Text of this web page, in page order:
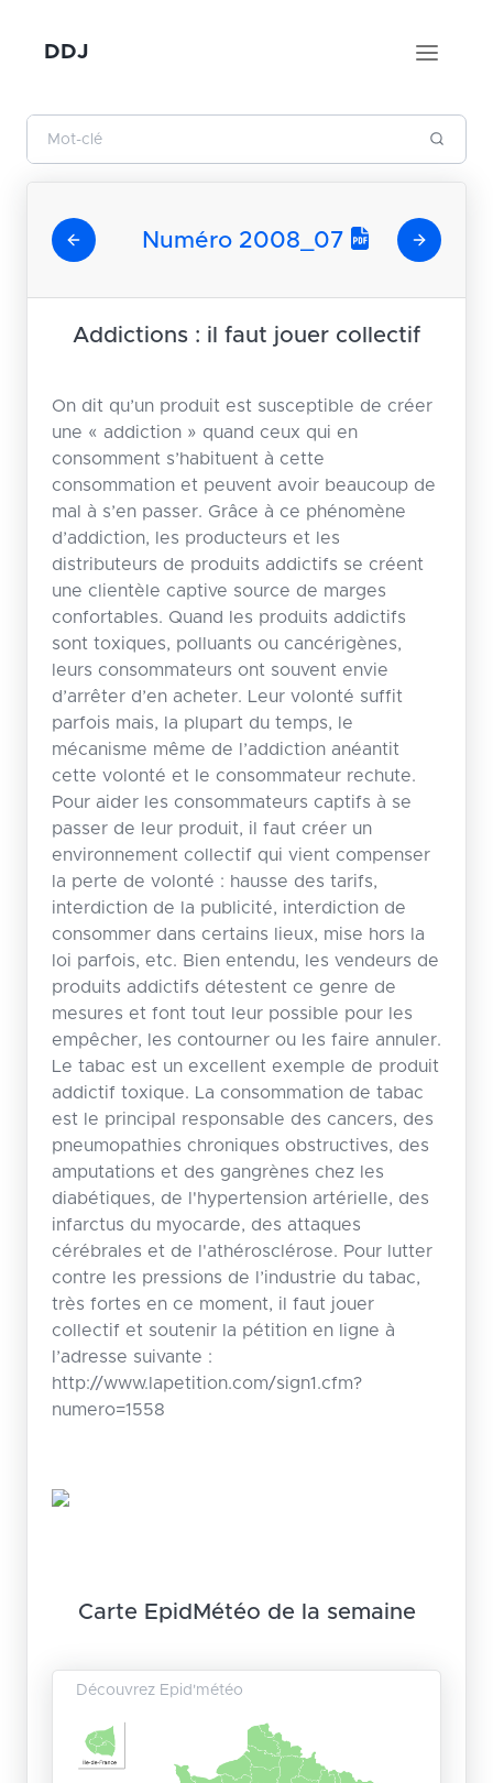
DDJ
Numéro 2008_07
Addictions : il faut jouer collectif
On dit qu’un produit est susceptible de créer
une « addiction » quand ceux qui en
consomment s’habituent à cette
consommation et peuvent avoir beaucoup de
mal à s’en passer. Grâce à ce phénomène
d’addiction, les producteurs et les
distributeurs de produits addictifs se créent
une clientèle captive source de marges
confortables. Quand les produits addictifs
sont toxiques, polluants ou cancérigènes,
leurs consommateurs ont souvent envie
d’arrêter d’en acheter. Leur volonté suffit
parfois mais, la plupart du temps, le
mécanisme même de l’addiction anéantit
cette volonté et le consommateur rechute.
Pour aider les consommateurs captifs à se
passer de leur produit, il faut créer un
environnement collectif qui vient compenser
la perte de volonté : hausse des tarifs,
interdiction de la publicité, interdiction de
consommer dans certains lieux, mise hors la
loi parfois, etc. Bien entendu, les vendeurs de
produits addictifs détestent ce genre de
mesures et font tout leur possible pour les
empêcher, les contourner ou les faire annuler.
Le tabac est un excellent exemple de produit
addictif toxique. La consommation de tabac
est le principal responsable des cancers, des
pneumopathies chroniques obstructives, des
amputations et des gangrènes chez les
diabétiques, de l'hypertension artérielle, des
infarctus du myocarde, des attaques
cérébrales et de l'athérosclérose. Pour lutter
contre les pressions de l’industrie du tabac,
très fortes en ce moment, il faut jouer
collectif et soutenir la pétition en ligne à
l’adresse suivante :
http://www.lapetition.com/sign1.cfm?
numero=1558
Carte EpidMétéo de la semaine
Découvrez Epid'météo